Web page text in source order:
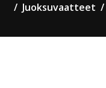
Juoksuvaatteet